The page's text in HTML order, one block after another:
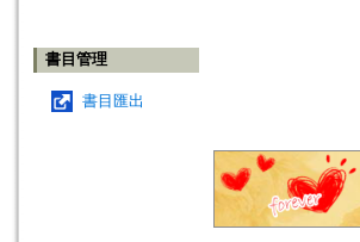
書目管理
書目匯出